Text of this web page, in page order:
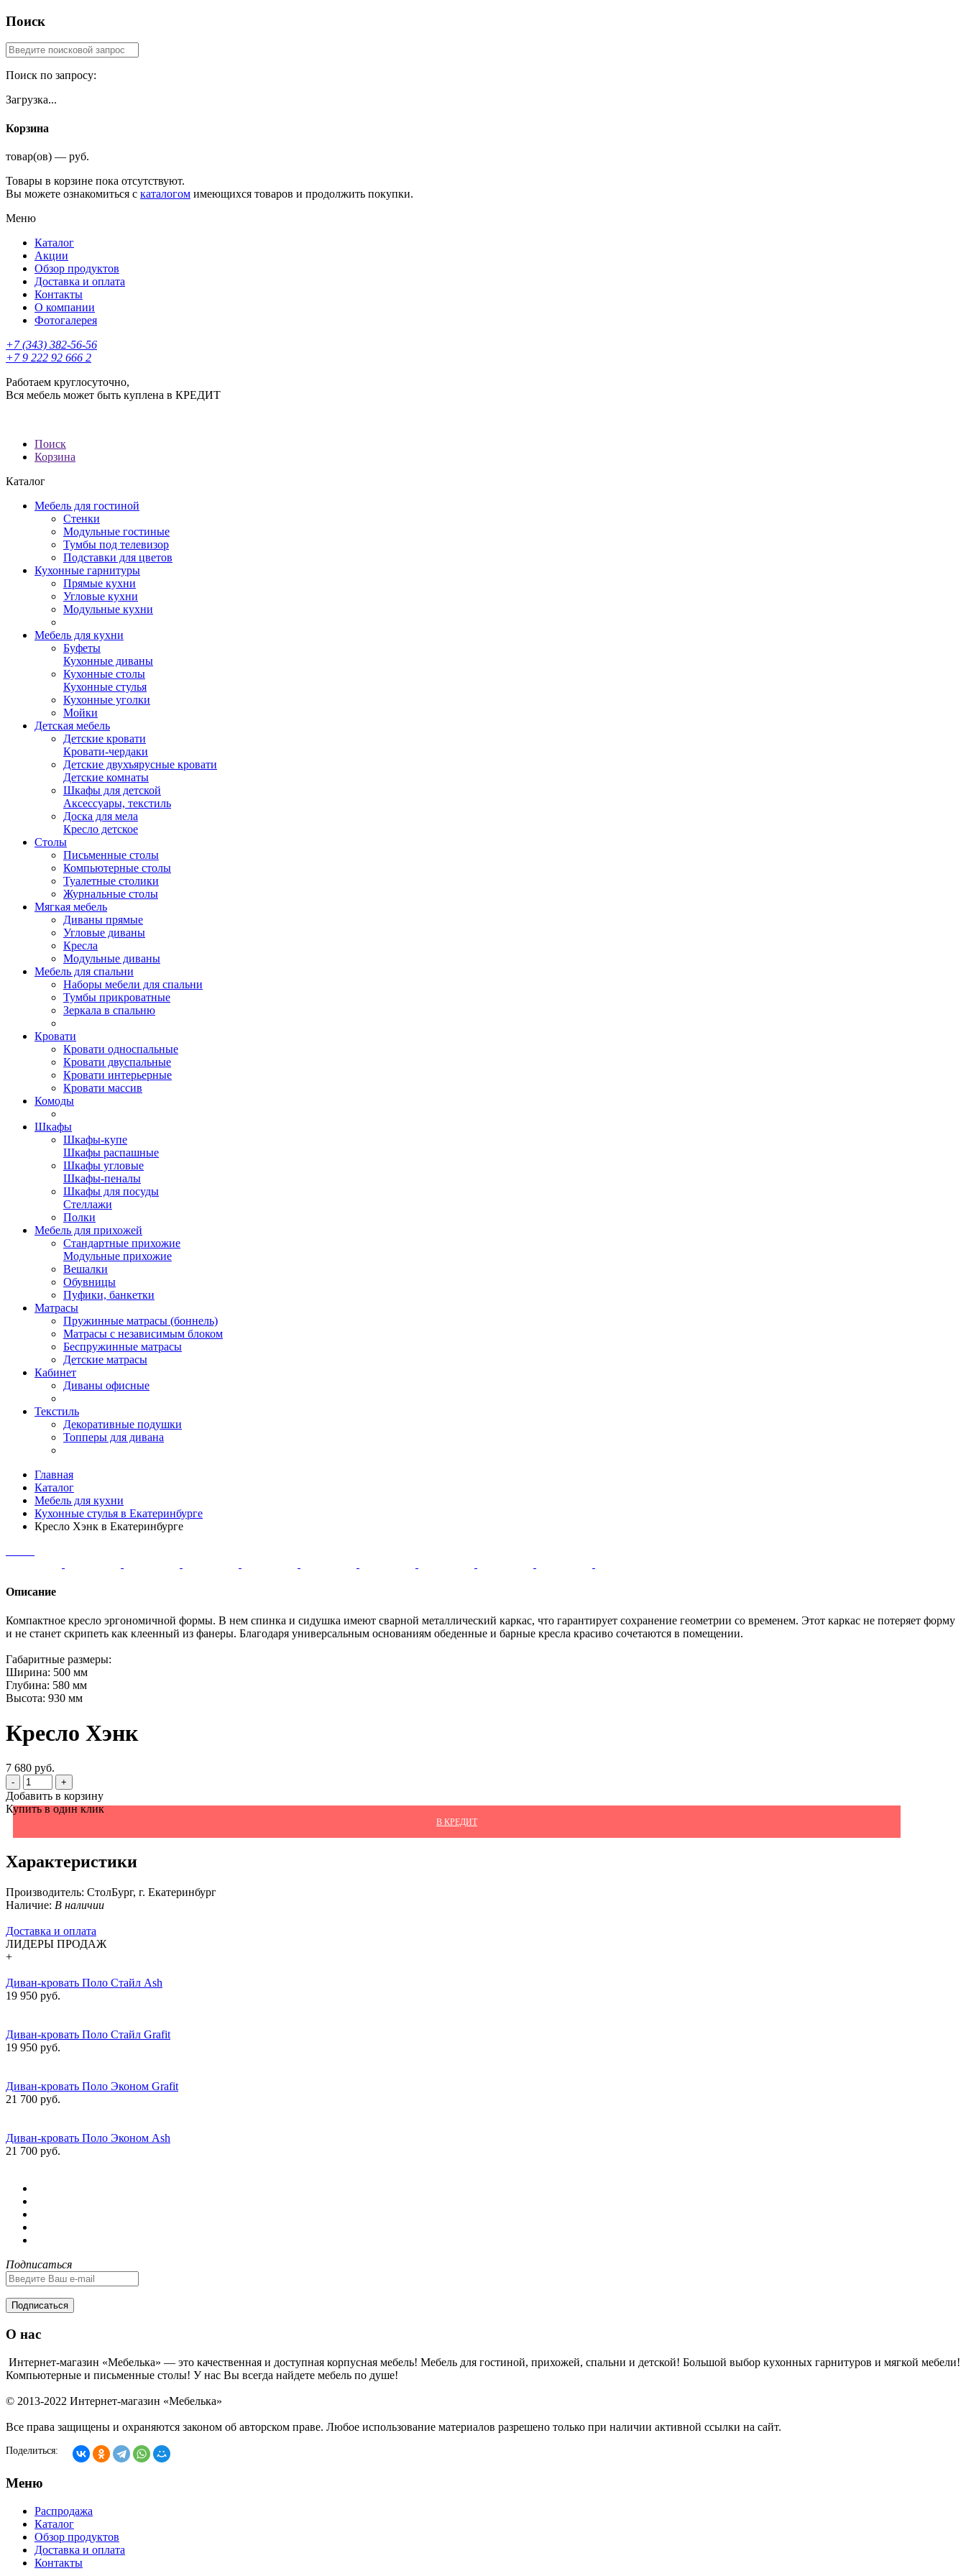
Поиск
Поиск по запросу:
Загрузка...
Корзина
товар(ов) — руб.
Товары в корзине пока отсутствуют.
Вы можете ознакомиться с каталогом имеющихся товаров и продолжить покупки.
Меню
Каталог
Акции
Обзор продуктов
Доставка и оплата
Контакты
О компании
Фотогалерея
+7 (343) 382-56-56
+7 9 222 92 666 2
Работаем круглосуточно,
Вся мебель может быть куплена в КРЕДИТ
Поиск
Корзина
Каталог
Мебель для гостиной
Стенки
Модульные гостиные
Тумбы под телевизор
Подставки для цветов
Кухонные гарнитуры
Прямые кухни
Угловые кухни
Модульные кухни
Мебель для кухни
Буфеты
Кухонные диваны
Кухонные столы
Кухонные стулья
Кухонные уголки
Мойки
Детская мебель
Детские кровати
Кровати-чердаки
Детские двухъярусные кровати
Детские комнаты
Шкафы для детской
Аксессуары, текстиль
Доска для мела
Кресло детское
Столы
Письменные столы
Компьютерные столы
Туалетные столики
Журнальные столы
Мягкая мебель
Диваны прямые
Угловые диваны
Кресла
Модульные диваны
Мебель для спальни
Наборы мебели для спальни
Тумбы прикроватные
Зеркала в спальню
Кровати
Кровати односпальные
Кровати двуспальные
Кровати интерьерные
Кровати массив
Комоды
Шкафы
Шкафы-купе
Шкафы распашные
Шкафы угловые
Шкафы-пеналы
Шкафы для посуды
Стеллажи
Полки
Мебель для прихожей
Стандартные прихожие
Модульные прихожие
Вешалки
Обувницы
Пуфики, банкетки
Матрасы
Пружинные матрасы (боннель)
Матрасы с независимым блоком
Беспружинные матрасы
Детские матрасы
Кабинет
Диваны офисные
Текстиль
Декоративные подушки
Топперы для дивана
Главная
Каталог
Мебель для кухни
Кухонные стулья в Екатеринбурге
Кресло Хэнк в Екатеринбурге
Описание
Компактное кресло эргономичной формы. В нем спинка и сидушка имеют сварной металлический каркас, что гарантирует сохранение геометрии со временем. Этот каркас не потеряет форму
и не станет скрипеть как клеенный из фанеры. Благодаря универсальным основаниям обеденные и барные кресла красиво сочетаются в помещении.
Габаритные размеры:
Ширина: 500 мм
Глубина: 580 мм
Высота: 930 мм
Кресло Хэнк
7 680 руб.
- +
Добавить в корзину
Купить в один клик
В КРЕДИТ
Характеристики
Производитель: СтолБург, г. Екатеринбург
Наличие: В наличии
Доставка и оплата
ЛИДЕРЫ ПРОДАЖ
+
Диван-кровать Поло Стайл Ash
19 950 руб.
Диван-кровать Поло Стайл Grafit
19 950 руб.
Диван-кровать Поло Эконом Grafit
21 700 руб.
Диван-кровать Поло Эконом Ash
21 700 руб.
Подписаться
Подписаться
О нас
Интернет-магазин «Мебелька» — это качественная и доступная корпусная мебель! Мебель для гостиной, прихожей, спальни и детской! Большой выбор кухонных гарнитуров и мягкой мебели!
Компьютерные и письменные столы! У нас Вы всегда найдете мебель по душе!
© 2013-2022 Интернет-магазин «Мебелька»
Все права защищены и охраняются законом об авторском праве. Любое использование материалов разрешено только при наличии активной ссылки на сайт.
Поделиться:
Меню
Распродажа
Каталог
Обзор продуктов
Доставка и оплата
Контакты